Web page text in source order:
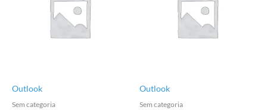
Outlook
Sem categoria
Outlook
Sem categoria